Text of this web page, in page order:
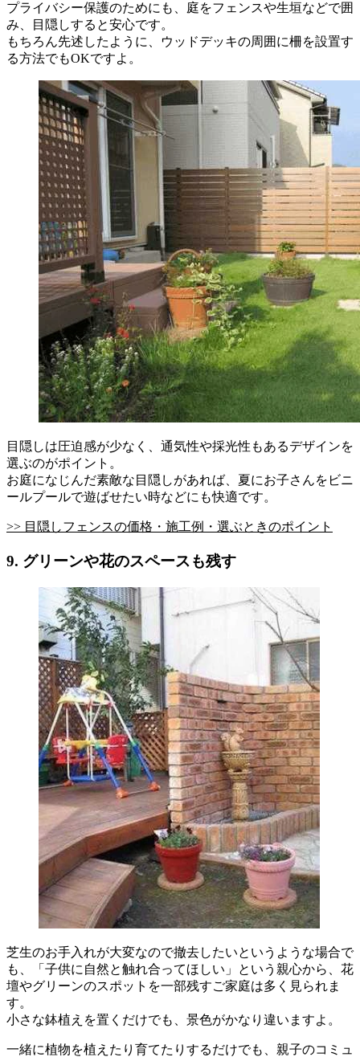
プライバシー保護のためにも、庭をフェンスや生垣などで囲
み、目隠しすると安心です。
もちろん先述したように、ウッドデッキの周囲に柵を設置す
る方法でもOKですよ。
目隠しは圧迫感が少なく、通気性や採光性もあるデザインを
選ぶのがポイント。
お庭になじんだ素敵な目隠しがあれば、夏にお子さんをビニ
ールプールで遊ばせたい時などにも快適です。
>> 目隠しフェンスの価格・施工例・選ぶときのポイント
9. グリーンや花のスペースも残す
芝生のお手入れが大変なので撤去したいというような場合で
も、「子供に自然と触れ合ってほしい」という親心から、花
壇やグリーンのスポットを一部残すご家庭は多く見られま
す。
小さな鉢植えを置くだけでも、景色がかなり違いますよ。
一緒に植物を植えたり育てたりするだけでも、親子のコミュ